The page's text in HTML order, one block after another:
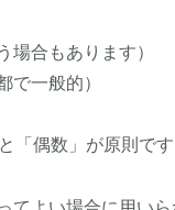
場合もあります）
で一般的）
「偶数」が原則です